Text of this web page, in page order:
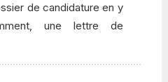
de candidature en y
une lettre de